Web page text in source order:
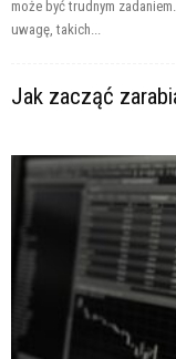
może być trudnym
uwagę, takich...
Jak zacząć